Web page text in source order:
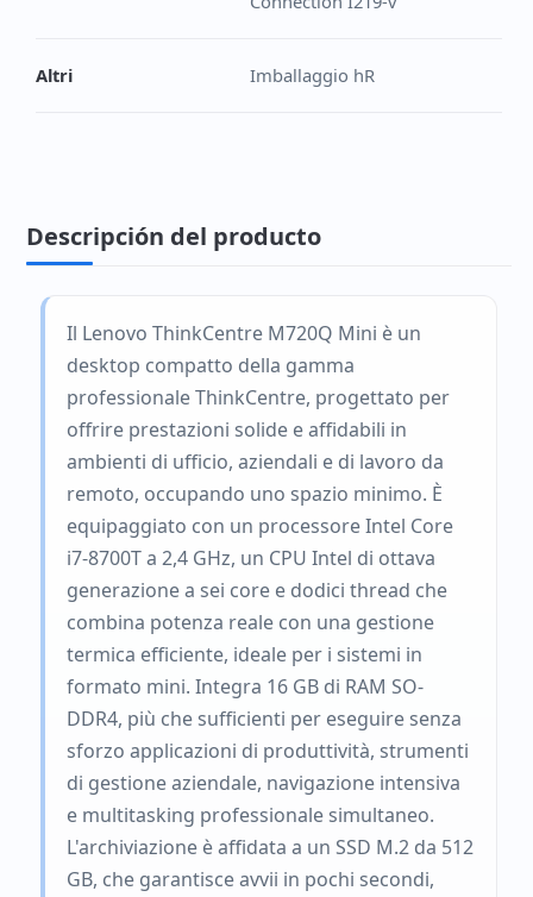
Altri Imballaggio hR
Descripción del producto
Il Lenovo ThinkCentre M720Q Mini è un
desktop compatto della gamma
professionale ThinkCentre, progettato per
offrire prestazioni solide e affidabili in
ambienti di ufficio, aziendali e di lavoro da
remoto, occupando uno spazio minimo. È
equipaggiato con un processore Intel Core
i7-8700T a 2,4 GHz, un CPU Intel di ottava
generazione a sei core e dodici thread che
combina potenza reale con una gestione
termica efficiente, ideale per i sistemi in
formato mini. Integra 16 GB di RAM SO-
DDR4, più che sufficienti per eseguire senza
sforzo applicazioni di produttività, strumenti
di gestione aziendale, navigazione intensiva
e multitasking professionale simultaneo.
L'archiviazione è affidata a un SSD M.2 da 512
GB, che garantisce avvii in pochi secondi,